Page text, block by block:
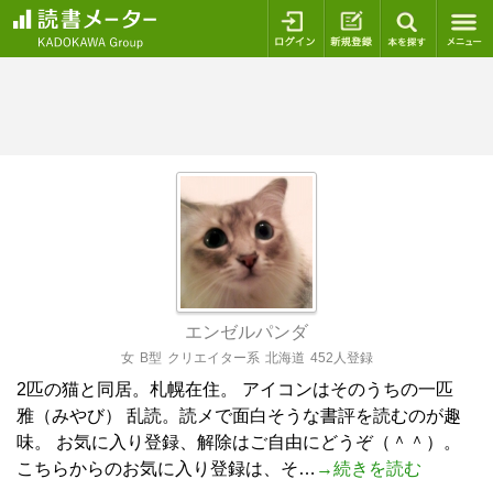
ログイン 新規登録
エンゼルパンダ
女 B型 クリエイター系 北海道 452人登録
2匹の猫と同居。札幌在住。 アイコンはそのうちの一匹
雅（みやび） 乱読。読メで面白そうな書評を読むのが趣
味。 お気に入り登録、解除はご自由にどうぞ（＾＾）。
こちらからのお気に入り登録は、そ… →続きを読む